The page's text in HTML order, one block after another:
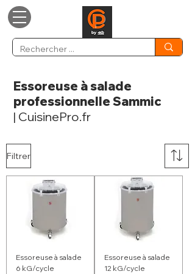
Essoreuse à salade
professionnelle Sammic
| CuisinePro.fr
Filtrer
Essoreuse à salade
6 kG/cycle
Essoreuse à salade
12 kG/cycle